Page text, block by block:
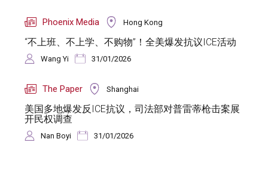
Phoenix Media Hong Kong
“不上班、不上学、不购物”！全美爆发抗议ICE活动
Wang Yi 31/01/2026
The Paper Shanghai
美国多地爆发反ICE抗议，司法部对普雷蒂枪击案展
开民权调查
Nan Boyi 31/01/2026